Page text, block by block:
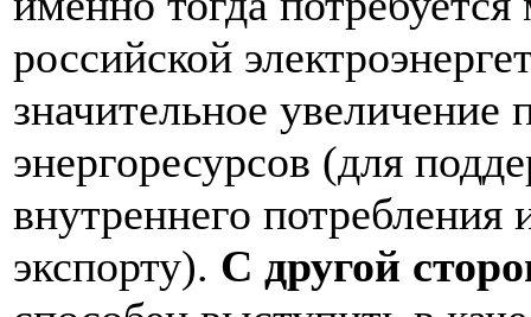
российской
значительное увеличение
энергоресурсов (для
внутреннего
экспорту). С другой